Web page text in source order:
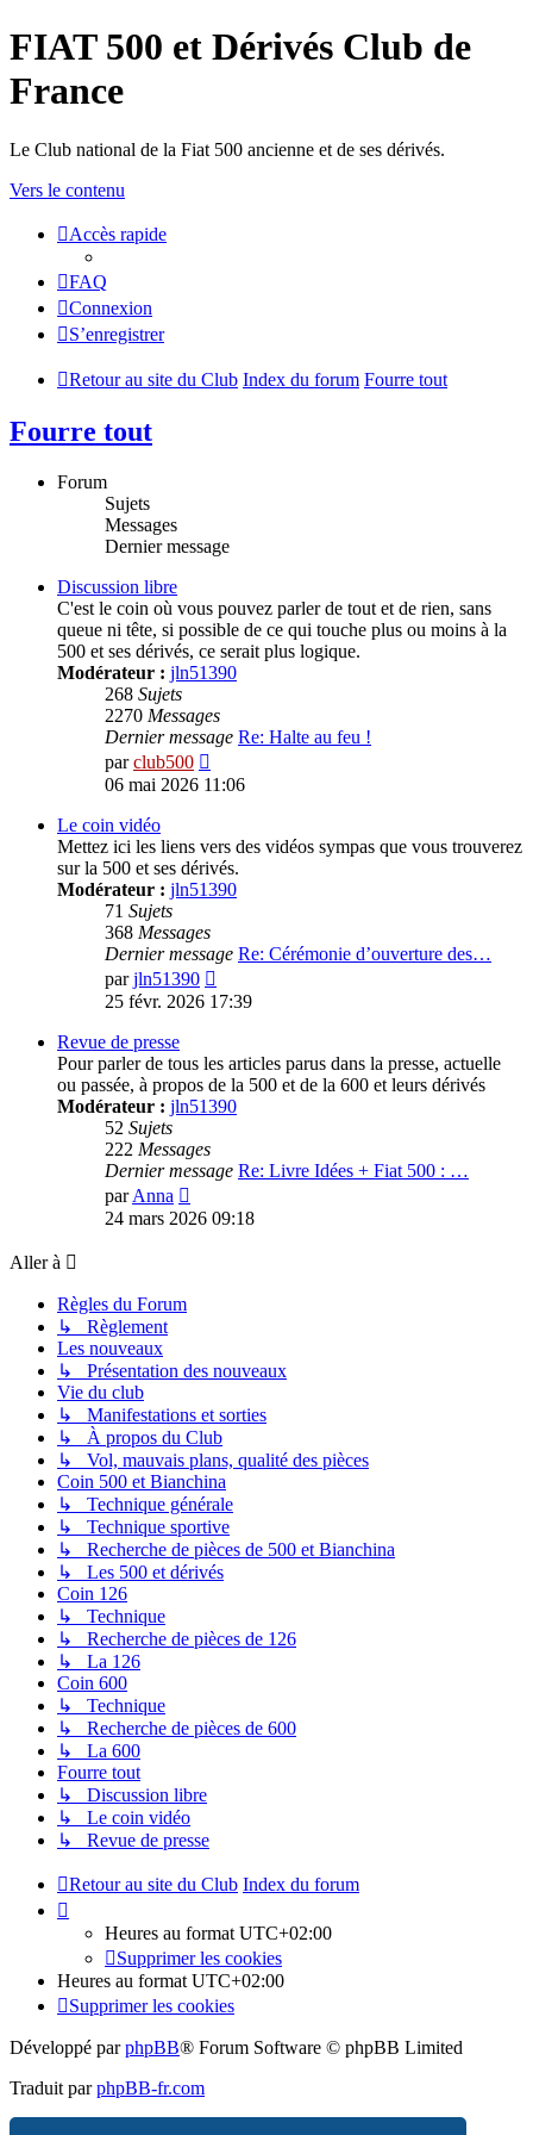
FIAT 500 et Dérivés Club de
France
Le Club national de la Fiat 500 ancienne et de ses dérivés.
Vers le contenu
Accès rapide
FAQ
Connexion
S’enregistrer
Retour au site du Club Index du forum Fourre tout
Fourre tout
Forum
Sujets
Messages
Dernier message
Discussion libre
C'est le coin où vous pouvez parler de tout et de rien, sans
queue ni tête, si possible de ce qui touche plus ou moins à la
500 et ses dérivés, ce serait plus logique.
Modérateur : jln51390
268 Sujets
2270 Messages
Dernier message Re: Halte au feu !
parclub500
le
06 mai 2026 11:06
Le coin vidéo
Mettez ici les liens vers des vidéos sympas que vous trouverez
sur la 500 et ses dérivés.
Modérateur : jln51390
71 Sujets
368 Messages
Dernier message Re: Cérémonie d’ouverture des…
parjln51390
le
25 févr. 2026 17:39
Revue de presse
Pour parler de tous les articles parus dans la presse, actuelle
ou passée, à propos de la 500 et de la 600 et leurs dérivés
Modérateur : jln51390
52 Sujets
222 Messages
Dernier message Re: Livre Idées + Fiat 500 : …
parAnna
le
24 mars 2026 09:18
Aller à
Règles du Forum
↳ Règlement
Les nouveaux
↳ Présentation des nouveaux
Vie du club
↳ Manifestations et sorties
↳ À propos du Club
↳ Vol, mauvais plans, qualité des pièces
Coin 500 et Bianchina
↳ Technique générale
↳ Technique sportive
↳ Recherche de pièces de 500 et Bianchina
↳ Les 500 et dérivés
Coin 126
↳ Technique
↳ Recherche de pièces de 126
↳ La 126
Coin 600
↳ Technique
↳ Recherche de pièces de 600
↳ La 600
Fourre tout
↳ Discussion libre
↳ Le coin vidéo
↳ Revue de presse
Retour au site du Club Index du forum
Heures au format UTC+02:00
Supprimer les cookies
Heures au format UTC+02:00
Supprimer les cookies
Développé parphpBB® Forum Software © phpBB Limited
Traduit parphpBB-fr.com
Confidentialité